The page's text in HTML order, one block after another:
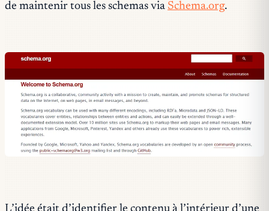
de maintenir tous les schemas via Schema.org.